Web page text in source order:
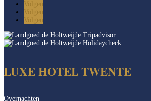
Volgen
Volgen
Volgen
LUXE HOTEL TWENTE
Overnachten